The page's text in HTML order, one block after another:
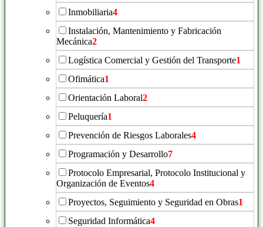
Inmobiliaria4
Instalación, Mantenimiento y Fabricación
Mecánica2
Logística Comercial y Gestión del Transporte1
Ofimática1
Orientación Laboral2
Peluquería1
Prevención de Riesgos Laborales4
Programación y Desarrollo7
Protocolo Empresarial, Protocolo Institucional y
Organización de Eventos4
Proyectos, Seguimiento y Seguridad en Obras1
Seguridad Informática4